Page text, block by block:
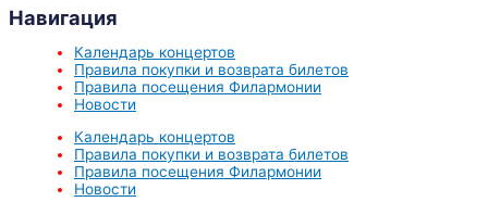
Навигация
Календарь концертов
Правила покупки и возврата билетов
Правила посещения Филармонии
Новости
Календарь концертов
Правила покупки и возврата билетов
Правила посещения Филармонии
Новости